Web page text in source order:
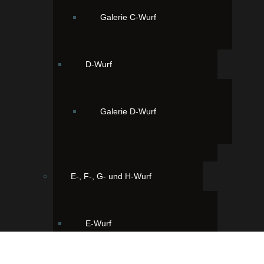
Galerie C-Wurf
D-Wurf
Galerie D-Wurf
E-, F-, G- und H-Wurf
E-Wurf